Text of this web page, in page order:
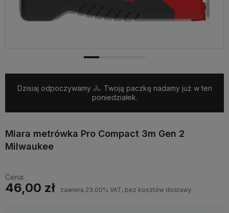
Dzisiaj odpoczywamy 🚴. Twoją paczkę nadamy już w ten
poniedziałek.
Miara metrówka Pro Compact 3m Gen 2
Milwaukee
Cena:
46,00 zł zawiera 23.00% VAT, bez kosztów dostawy